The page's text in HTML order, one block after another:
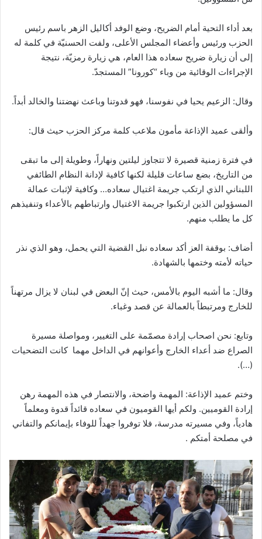
بعد أداء التحية أمام الضريح، وضع الوفد أكاليل الزهر باسم رئيس
الحزب ورئيس وأعضاء المجلس الأعلى، ولفت الحسنيّة في كلمة له
إلى أن زيارة ضريح سعاده هذا العام، هي زيارة رمزيّة، نتيجة
الإجراءات الوقائية من وباء “كورونا” المستجدّ.
وقال: الزعيم يحيا في نفوسنا، فهو قدوتنا وباعث نهضتنا والخالد أبداً.
وألقى عميد الإذاعة مأمون ملاعب كلمة مركز الحزب حيث قال:
في فترة زمنية قصيرة لا تتجاوز ليلتين ونهاراً، وطويلة إلى ما تبقى
من التاريخ، بضع ساعات قليلة لكنها كافية لإدانة النظام الطائفي
اللبناني الذي ارتكب جريمة اغتيال سعاده… وكافية لإثبات عمالة
المسؤولين الذين ارتكبوا جريمة الاغتيال وارتباطهم بالأعداء وتنفيذهم
كل ما يطلب منهم.
أضاف: بوقفة العز أكد سعاده نبل القضية التي يحمل، وهو الذي نذر
حياته لأمته وختمها بالشهادة.
وقال: ما أشبه اليوم بالأمس، حيث إنّ البعض في لبنان لا يزال مرتهناً
للخارج ومرتبطاً بالعمالة عن قصد وغباء.
وتابع: نحن اصحاب إرادة مصمّمة على التغيير، ومواصلة مسيرة
الصراع ضد أعداء الخارج وأعوانهم في الداخل مهما كانت التضحيات
(…).
وختم عميد الإذاعة: المهمة واضحة، والانتصار في هذه المهمة رهن
إرادة القوميين. ولكم أيها القوميون في سعاده قائداً قدوة ومعلماً
هادياً، وفي مسيرته مدرسة، فلا توفروا جهداً للوفاء بإيمانكم والتفاني
في مصلحة أمتكم .